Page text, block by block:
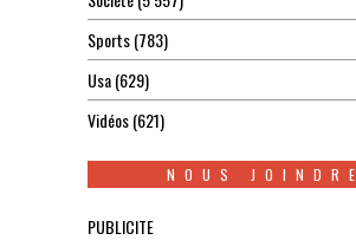
Sports(783)
Usa(629)
Vidéos(621)
NOUS JOINDRE
PUBLICITE